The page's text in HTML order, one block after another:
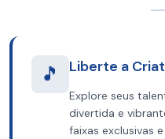
🎵 Liberte a
Explore seus
divertida e
faixas exclusivas